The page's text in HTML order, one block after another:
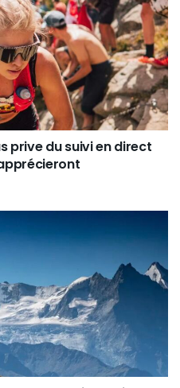
prive du suivi en direct